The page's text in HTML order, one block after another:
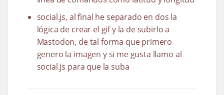
social.js, al final he separado en dos la
lógica de crear el gif y la de subirlo a
Mastodon, de tal forma que primero
genero la imagen y si me gusta llamo al
social.js para que la suba